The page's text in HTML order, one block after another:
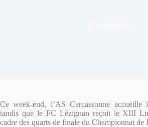
Ce week-end, l’AS Carcassonne
tandis que le FC Lézignan reçoit le XIII
cadre des quarts de finale du Championnat de